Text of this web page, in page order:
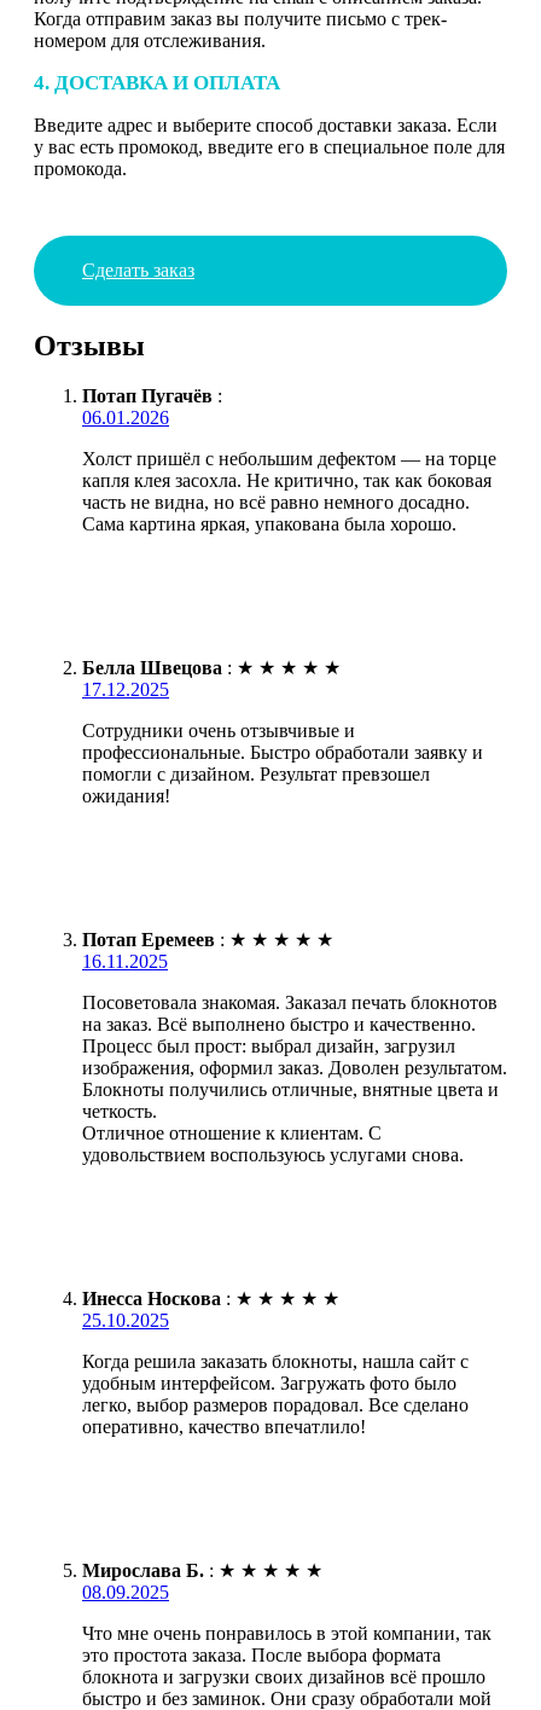
Когда отправим заказ вы получите письмо с трек-
номером для отслеживания.
4. ДОСТАВКА И ОПЛАТА
Введите адрес и выберите способ доставки заказа. Если
у вас есть промокод, введите его в специальное поле для
промокода.
Сделать заказ
Отзывы
Потап Пугачёв :
06.01.2026
Холст пришёл с небольшим дефектом — на торце
капля клея засохла. Не критично, так как боковая
часть не видна, но всё равно немного досадно.
Сама картина яркая, упакована была хорошо.
Белла Швецова : ★ ★ ★ ★ ★
17.12.2025
Сотрудники очень отзывчивые и
профессиональные. Быстро обработали заявку и
помогли с дизайном. Результат превзошел
ожидания!
Потап Еремеев : ★ ★ ★ ★ ★
16.11.2025
Посоветовала знакомая. Заказал печать блокнотов
на заказ. Всё выполнено быстро и качественно.
Процесс был прост: выбрал дизайн, загрузил
изображения, оформил заказ. Доволен результатом.
Блокноты получились отличные, внятные цвета и
четкость.
Отличное отношение к клиентам. С
удовольствием воспользуюсь услугами снова.
Инесса Носкова : ★ ★ ★ ★ ★
25.10.2025
Когда решила заказать блокноты, нашла сайт с
удобным интерфейсом. Загружать фото было
легко, выбор размеров порадовал. Все сделано
оперативно, качество впечатлило!
Мирослава Б. : ★ ★ ★ ★ ★
08.09.2025
Что мне очень понравилось в этой компании, так
это простота заказа. После выбора формата
блокнота и загрузки своих дизайнов всё прошло
быстро и без заминок. Они сразу обработали мой